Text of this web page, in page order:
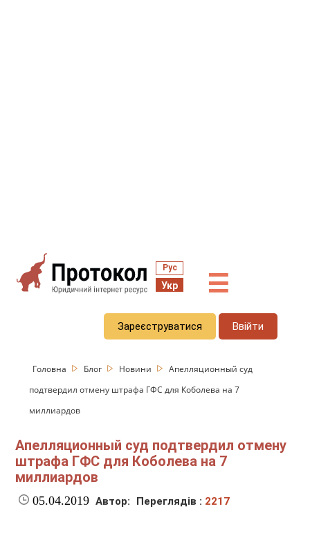
Рус
Укр ☰
Зареєструватися Ввійти
Головна Блог Новини
Апелляционный суд
подтвердил отмену штрафа ГФС для Коболева на 7
миллиардов
Апелляционный суд подтвердил отмену
штрафа ГФС для Коболева на 7
миллиардов
05.04.2019 Автор: Переглядів : 2217